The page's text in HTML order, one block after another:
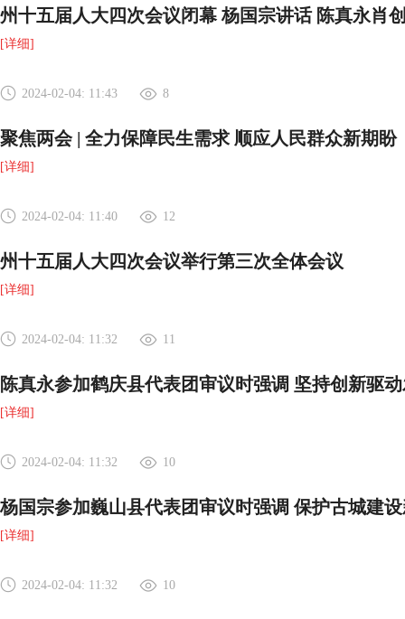
州十五届人大四次会议闭幕 杨国宗讲话 陈真永肖
[详细]
2024-02-04: 11:43 8
聚焦两会 | 全力保障民生需求 顺应人民群众新期盼
[详细]
2024-02-04: 11:40 12
州十五届人大四次会议举行第三次全体会议
[详细]
2024-02-04: 11:32 11
陈真永参加鹤庆县代表团审议时强调 坚持创新驱
[详细]
2024-02-04: 11:32 10
杨国宗参加巍山县代表团审议时强调 保护古城建
[详细]
2024-02-04: 11:32 10